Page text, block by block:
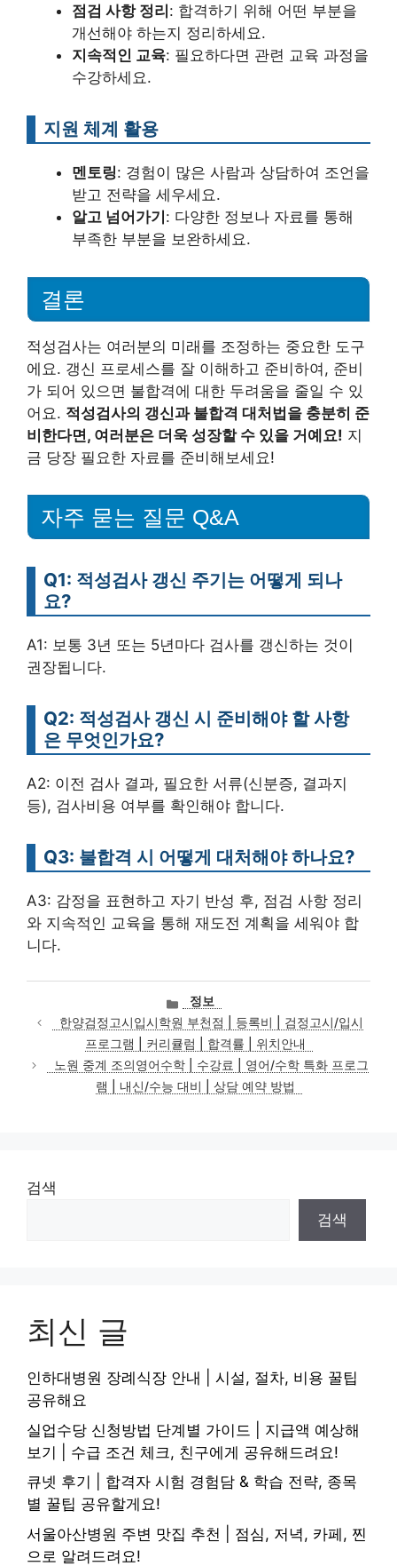
점검 사항 정리: 합격하기 위해 어떤 부분을
개선해야 하는지 정리하세요.
지속적인 교육: 필요하다면 관련 교육 과정을
수강하세요.
지원 체계 활용
멘토링: 경험이 많은 사람과 상담하여 조언을
받고 전략을 세우세요.
알고 넘어가기: 다양한 정보나 자료를 통해
부족한 부분을 보완하세요.
결론
적성검사는 여러분의 미래를 조정하는 중요한 도구
에요. 갱신 프로세스를 잘 이해하고 준비하여, 준비
가 되어 있으면 불합격에 대한 두려움을 줄일 수 있
어요. 적성검사의 갱신과 불합격 대처법을 충분히 준
비한다면, 여러분은 더욱 성장할 수 있을 거예요! 지
금 당장 필요한 자료를 준비해보세요!
자주 묻는 질문 Q&A
Q1: 적성검사 갱신 주기는 어떻게 되나
요?
A1: 보통 3년 또는 5년마다 검사를 갱신하는 것이
권장됩니다.
Q2: 적성검사 갱신 시 준비해야 할 사항
은 무엇인가요?
A2: 이전 검사 결과, 필요한 서류(신분증, 결과지
등), 검사비용 여부를 확인해야 합니다.
Q3: 불합격 시 어떻게 대처해야 하나요?
A3: 감정을 표현하고 자기 반성 후, 점검 사항 정리
와 지속적인 교육을 통해 재도전 계획을 세워야 합
니다.
카
테
고
리
정보
한양검정고시입시학원 부천점 | 등록비 | 검정고시/입시
프로그램 | 커리큘럼 | 합격률 | 위치안내
노원 중계 조의영어수학 | 수강료 | 영어/수학 특화 프로그
램 | 내신/수능 대비 | 상담 예약 방법
검색
검색
최신 글
인하대병원 장례식장 안내 | 시설, 절차, 비용 꿀팁
공유해요
실업수당 신청방법 단계별 가이드 | 지급액 예상해
보기 | 수급 조건 체크, 친구에게 공유해드려요!
큐넷 후기 | 합격자 시험 경험담 & 학습 전략, 종목
별 꿀팁 공유할게요!
서울아산병원 주변 맛집 추천 | 점심, 저녁, 카페, 찐
으로 알려드려요!